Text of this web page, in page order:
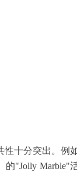
性十分突出。例
的"Jolly Marble"